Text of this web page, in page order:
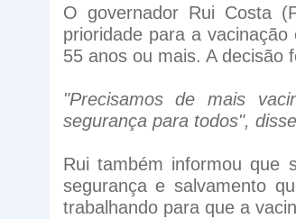
O governador Rui Costa
prioridade para a
55 anos ou mais. A decisão
"Precisamos de mais
segurança para todos",
Rui também informou que
segurança e salvamento
trabalhando para que a